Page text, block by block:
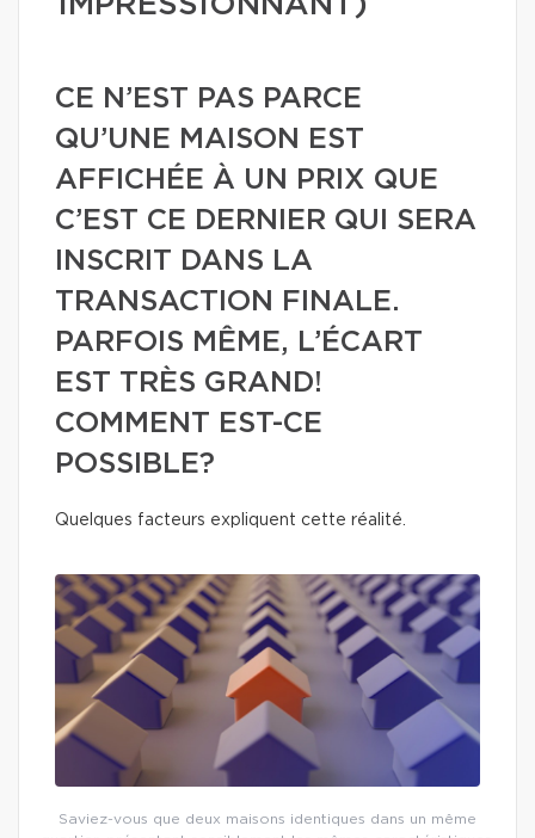
CE N’EST PAS PARCE
QU’UNE MAISON EST
AFFICHÉE À UN PRIX QUE
C’EST CE DERNIER QUI SERA
INSCRIT DANS LA
TRANSACTION FINALE.
PARFOIS MÊME, L’ÉCART
EST TRÈS GRAND!
COMMENT EST-CE
POSSIBLE?
Quelques facteurs expliquent cette réalité.
Saviez-vous que deux maisons identiques dans un même